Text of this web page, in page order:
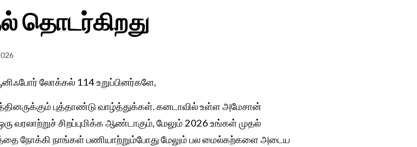
தொடர்கிறது
லோக்கல் 114 உறுப்பினர்களே,
புத்தாண்டு வாழ்த்துக்கள். கனடாவில் உள்ள அமேசான்
வரலாற்றுச் சிறப்புமிக்க ஆண்டாகும், மேலும் 2026 உங்கள் முதல்
நோக்கி நாங்கள் பணியாற்றும்போது மேலும் பல மைல்கற்களை அடைய